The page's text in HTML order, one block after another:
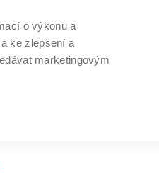
V BRNĚ
o výkonu a
ke zlepšení a
marketingovým